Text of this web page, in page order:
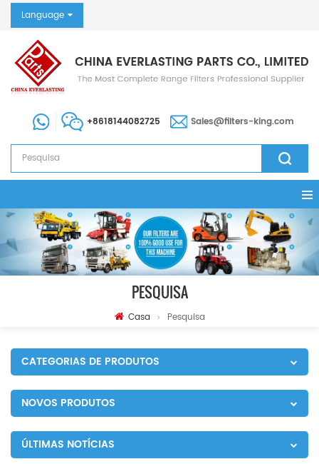
Language
+8618144082725 Sales@filters-king.com
PESQUISA
Casa Pesquisa
CATEGORIAS DE PRODUTOS
NOVOS PRODUTOS
ÚLTIMAS NOTÍCIAS